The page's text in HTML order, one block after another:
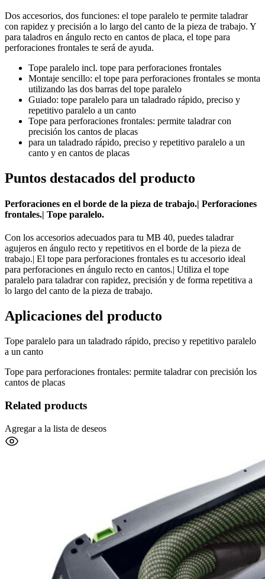
Dos accesorios, dos funciones: el tope paralelo te permite taladrar
con rapidez y precisión a lo largo del canto de la pieza de trabajo. Y
para taladros en ángulo recto en cantos de placa, el tope para
perforaciones frontales te será de ayuda.
Tope paralelo incl. tope para perforaciones frontales
Montaje sencillo: el tope para perforaciones frontales se monta
utilizando las dos barras del tope paralelo
Guiado: tope paralelo para un taladrado rápido, preciso y
repetitivo paralelo a un canto
Tope para perforaciones frontales: permite taladrar con
precisión los cantos de placas
para un taladrado rápido, preciso y repetitivo paralelo a un
canto y en cantos de placas
Puntos destacados del producto
Perforaciones en el borde de la pieza de trabajo.| Perforaciones
frontales.| Tope paralelo.
Con los accesorios adecuados para tu MB 40, puedes taladrar
agujeros en ángulo recto y repetitivos en el borde de la pieza de
trabajo.| El tope para perforaciones frontales es tu accesorio ideal
para perforaciones en ángulo recto en cantos.| Utiliza el tope
paralelo para taladrar con rapidez, precisión y de forma repetitiva a
lo largo del canto de la pieza de trabajo.
Aplicaciones del producto
Tope paralelo para un taladrado rápido, preciso y repetitivo paralelo
a un canto
Tope para perforaciones frontales: permite taladrar con precisión los
cantos de placas
Related products
Agregar a la lista de deseos